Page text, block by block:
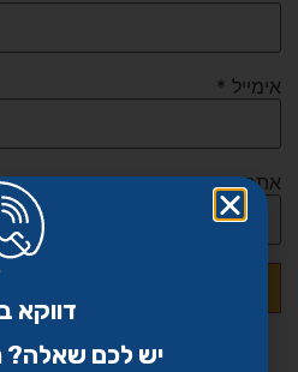
אימייל *
אתר
דווקא
יש לכם שאלה?